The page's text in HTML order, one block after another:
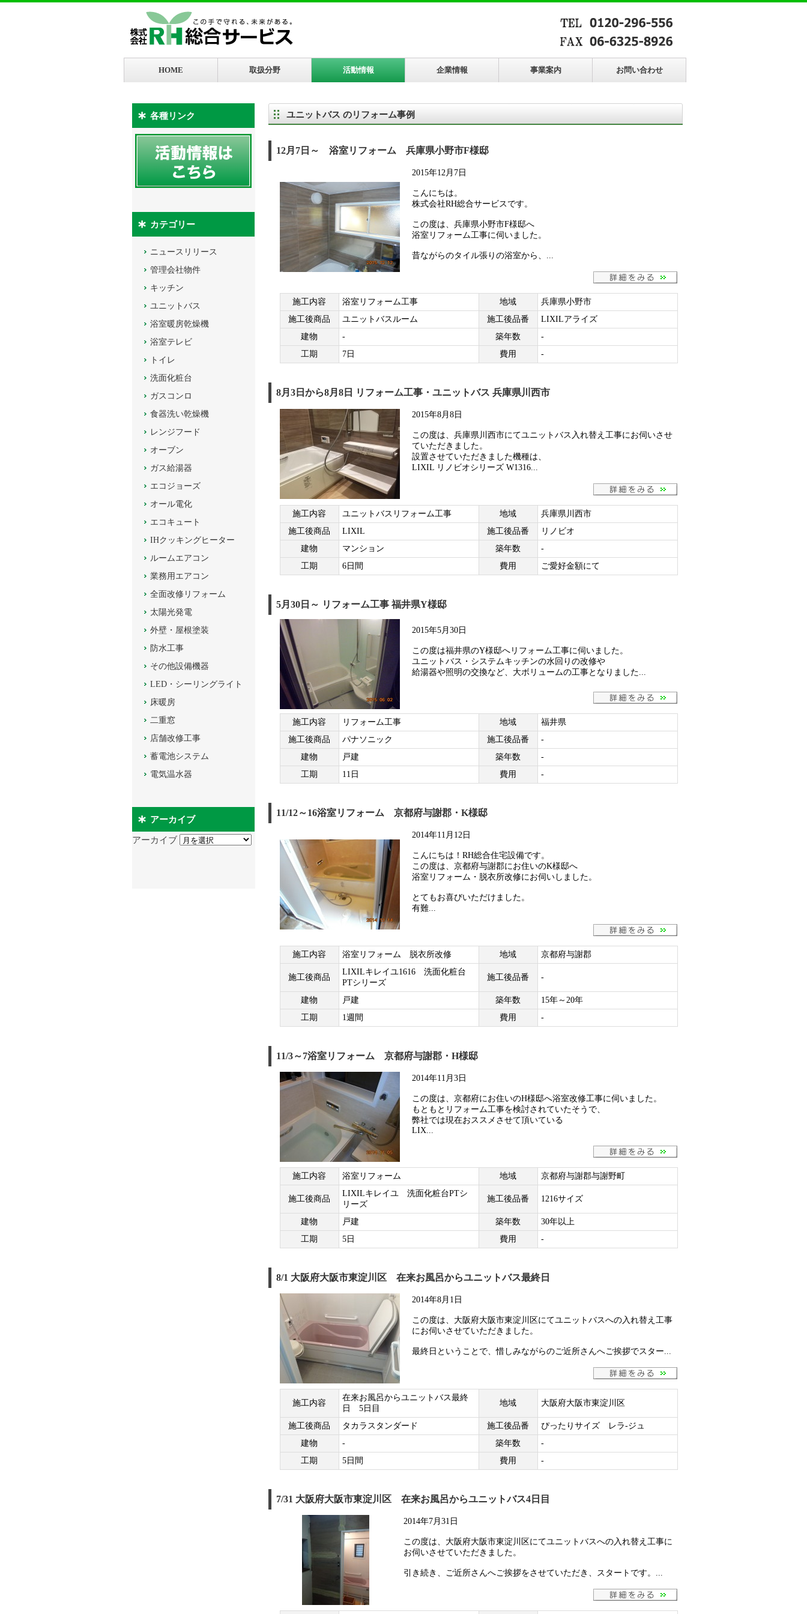
HOME 取扱分野 活動情報 企業情報 事業案内 お問い合わせ
ユニットバス のリフォーム事例
12月7日～ 浴室リフォーム 兵庫県小野市F様邸
2015年12月7日
こんにちは。
株式会社RH総合サービスです。
この度は、兵庫県小野市F様邸へ
浴室リフォーム工事に伺いました。
昔ながらのタイル張りの浴室から、...
施工内容 浴室リフォーム工事 地域
兵庫県小野市
施工後商品
ユニットバスルーム 施工後品番
LIXILアライズ
建物
- 築年数
-
工期
7日 費用 -
8月3日から8月8日 リフォーム工事・ユニットバス 兵庫県川西市
2015年8月8日
この度は、兵庫県川西市にてユニットバス入れ替え工事にお伺いさせ
ていただきました。
設置させていただきました機種は、
LIXIL リノビオシリーズ W1316...
施工内容 ユニットバスリフォーム工事 地域
兵庫県川西市
施工後商品
LIXIL 施工後品番
リノビオ
建物
マンション 築年数
-
工期
6日間 費用 ご愛好金額にて
5月30日～ リフォーム工事 福井県Y様邸
2015年5月30日
この度は福井県のY様邸へリフォーム工事に伺いました。
ユニットバス・システムキッチンの水回りの改修や
給湯器や照明の交換など、大ボリュームの工事となりました...
施工内容 リフォーム工事 地域
福井県
施工後商品
パナソニック 施工後品番
-
建物
戸建 築年数
-
工期
11日 費用 -
11/12～16浴室リフォーム 京都府与謝郡・K様邸
2014年11月12日
こんにちは！RH総合住宅設備です。
この度は、京都府与謝郡にお住いのK様邸へ
浴室リフォーム・脱衣所改修にお伺いしました。
とてもお喜びいただけました。
有難...
施工内容 浴室リフォーム 脱衣所改修 地域 京都府与謝郡
施工後商品
LIXILキレイユ1616 洗面化粧台
PTシリーズ
施工後品番 -
建物 戸建 築年数
15年～20年
工期
1週間 費用 -
11/3～7浴室リフォーム 京都府与謝郡・H様邸
2014年11月3日
この度は、京都府にお住いのH様邸へ浴室改修工事に伺いました。
もともとリフォーム工事を検討されていたそうで、
弊社では現在おススメさせて頂いている
LIX...
施工内容 浴室リフォーム 地域 京都府与謝郡与謝野町
施工後商品
LIXILキレイユ 洗面化粧台PTシ
リーズ
施工後品番 1216サイズ
建物 戸建 築年数
30年以上
工期
5日 費用 -
8/1 大阪府大阪市東淀川区 在来お風呂からユニットバス最終日
2014年8月1日
この度は、大阪府大阪市東淀川区にてユニットバスへの入れ替え工事
にお伺いさせていただきました。
最終日ということで、惜しみながらのご近所さんへご挨拶でスター...
施工内容
在来お風呂からユニットバス最終
日 5日目
地域 大阪府大阪市東淀川区
施工後商品 タカラスタンダード 施工後品番
ぴったりサイズ レラ-ジュ
建物
- 築年数
-
工期
5日間 費用 -
7/31 大阪府大阪市東淀川区 在来お風呂からユニットバス4日目
2014年7月31日
この度は、大阪府大阪市東淀川区にてユニットバスへの入れ替え工事に
お伺いさせていただきました。
引き続き、ご近所さんへご挨拶をさせていただき、スタートです。...
各種リンク
カテゴリー
ニュースリリース
管理会社物件
キッチン
ユニットバス
浴室暖房乾燥機
浴室テレビ
トイレ
洗面化粧台
ガスコンロ
食器洗い乾燥機
レンジフード
オーブン
ガス給湯器
エコジョーズ
オール電化
エコキュート
IHクッキングヒーター
ルームエアコン
業務用エアコン
全面改修リフォーム
太陽光発電
外壁・屋根塗装
防水工事
その他設備機器
LED・シーリングライト
床暖房
二重窓
店舗改修工事
蓄電池システム
電気温水器
アーカイブ
アーカイブ